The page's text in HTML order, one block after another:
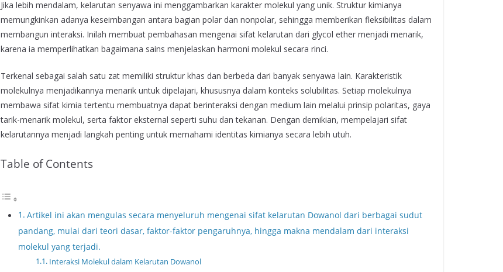
Jika lebih mendalam, kelarutan senyawa ini menggambarkan karakter molekul yang unik. Struktur kimianya
memungkinkan adanya keseimbangan antara bagian polar dan nonpolar, sehingga memberikan fleksibilitas dalam
membangun interaksi. Inilah membuat pembahasan mengenai sifat kelarutan dari glycol ether menjadi menarik,
karena ia memperlihatkan bagaimana sains menjelaskan harmoni molekul secara rinci.
Terkenal sebagai salah satu zat memiliki struktur khas dan berbeda dari banyak senyawa lain. Karakteristik
molekulnya menjadikannya menarik untuk dipelajari, khususnya dalam konteks solubilitas. Setiap molekulnya
membawa sifat kimia tertentu membuatnya dapat berinteraksi dengan medium lain melalui prinsip polaritas, gaya
tarik-menarik molekul, serta faktor eksternal seperti suhu dan tekanan. Dengan demikian, mempelajari sifat
kelarutannya menjadi langkah penting untuk memahami identitas kimianya secara lebih utuh.
Table of Contents
Artikel ini akan mengulas secara menyeluruh mengenai sifat kelarutan Dowanol dari berbagai sudut
pandang, mulai dari teori dasar, faktor-faktor pengaruhnya, hingga makna mendalam dari interaksi
molekul yang terjadi.
Interaksi Molekul dalam Kelarutan Dowanol